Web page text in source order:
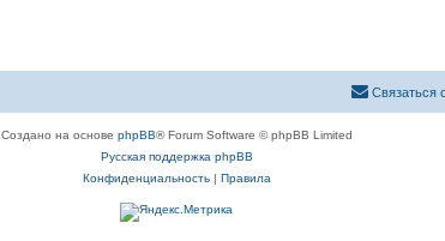
Связаться
Создано на основе phpBB® Forum Software © phpBB Limited
Русская поддержка phpBB
Конфиденциальность| Правила